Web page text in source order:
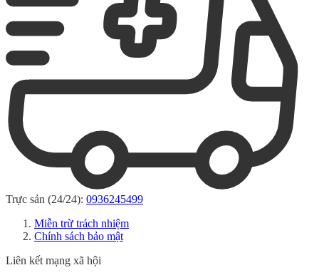
Trực sản (24/24): 0936245499
Miễn trừ trách nhiệm
Chính sách bảo mật
Liên kết mạng xã hội